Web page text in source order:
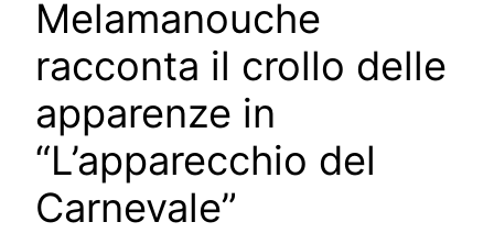
Melamanouche
racconta il crollo delle
apparenze in
“L’apparecchio del
Carnevale”